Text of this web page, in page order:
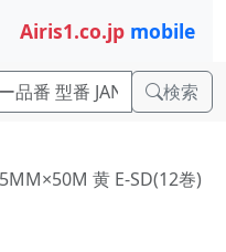
Airis1.co.jp mobile
検索
黄 E-SD(12巻)